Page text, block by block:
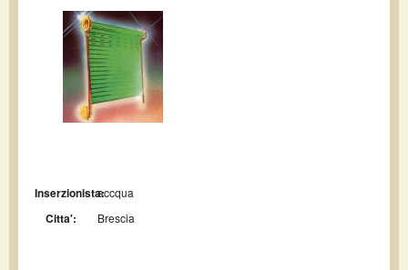
Inserzionista:accqua
Citta': Brescia